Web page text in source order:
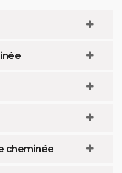
cheminée